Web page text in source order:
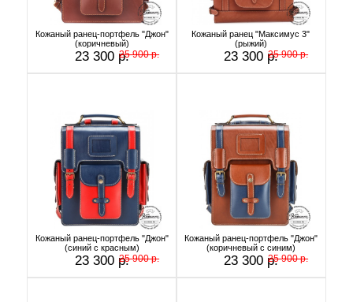
Кожаный ранец-портфель "Джон"
(коричневый)
23 300 р.25 900 р.
Кожаный ранец "Максимус 3"
(рыжий)
23 300 р.25 900 р.
Кожаный ранец-портфель "Джон"
(синий с красным)
23 300 р.25 900 р.
Кожаный ранец-портфель "Джон"
(коричневый с синим)
23 300 р.25 900 р.